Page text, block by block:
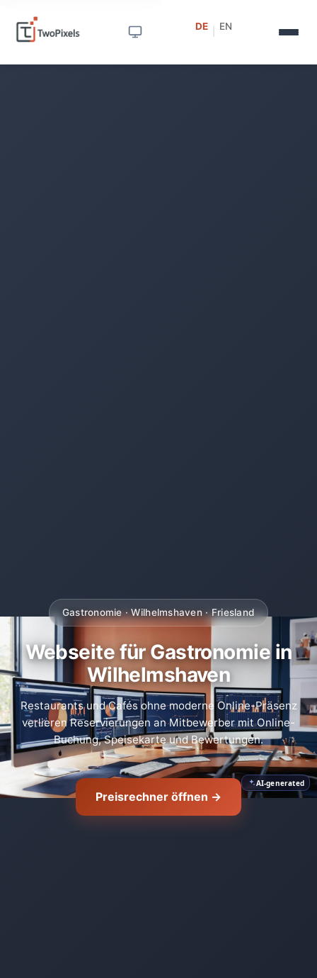
DE EN
AI-generated
Gastronomie · Wilhelmshaven · Friesland
Webseite für Gastronomie in
Wilhelmshaven
Restaurants und Cafés ohne moderne Online-Präsenz
verlieren Reservierungen an Mitbewerber mit Online-
Buchung, Speisekarte und Bewertungen.
Preisrechner öffnen →